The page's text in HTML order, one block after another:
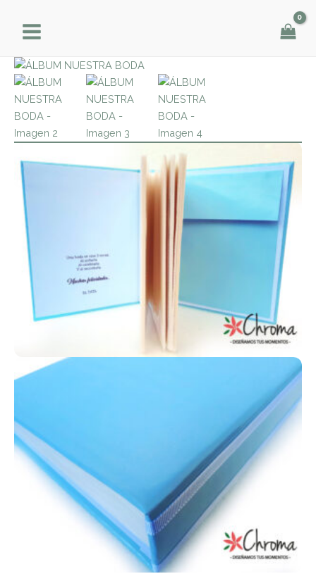
contenido
ÁLBUM
NUESTRA
BODA
cantidad